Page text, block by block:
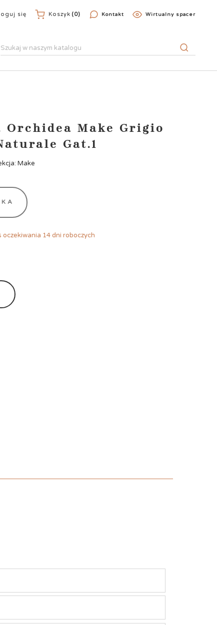
się Koszyk (0) Kontakt Wirtualny spacer
Orchidea Make Grigio
Gat.1
Make
oczekiwania 14 dni roboczych